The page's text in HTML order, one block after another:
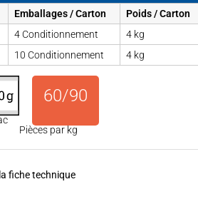
Emballages / Carton Poids / Carton
4 Conditionnement 4 kg
10 Conditionnement 4 kg
60/90
Pièces par kg
fiche technique